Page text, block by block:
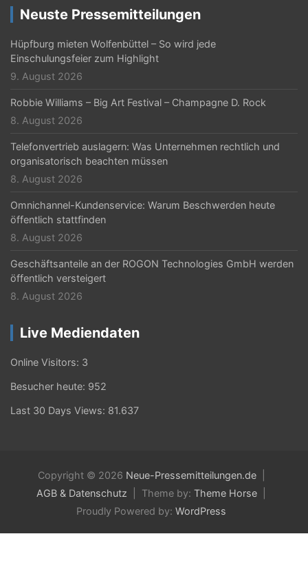
e
r
i
e
r
u
n
g
d
e
r
B
e
i
t
r
ä
g
Neuste Pressemitteilungen
Hüpfburg mieten Wolfenbüttel – So wird jede
Einschulungsfeier zum Highlight
9. August 2026
Robbie Williams – Big Art Festival – Champagne D. Rock
8. August 2026
Telefonvertrieb auslagern: Was Unternehmen rechtlich und
organisatorisch beachten müssen
8. August 2026
Omnichannel-Kundenservice: Warum Beschwerden heute
öffentlich stattfinden
8. August 2026
Geschäftsanteile an der ROGON Technologies GmbH werden
öffentlich versteigert
8. August 2026
Live Mediendaten
Online Visitors: 3
Besucher heute: 952
Last 30 Days Views: 81.637
Copyright © 2026 Neue-Pressemitteilungen.de
AGB & Datenschutz
Theme by: Theme Horse
Proudly Powered by: WordPress